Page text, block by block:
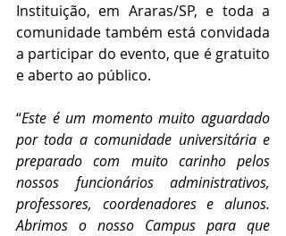
Instituição, em Araras/SP, e toda a
comunidade também está convidada
a participar do evento, que é gratuito
e aberto ao público.
“Este é um momento muito aguardado
por toda a comunidade universitária e
preparado com muito carinho pelos
nossos funcionários administrativos,
professores, coordenadores e alunos.
Abrimos o nosso Campus para que